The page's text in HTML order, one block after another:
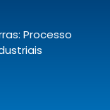
Processo